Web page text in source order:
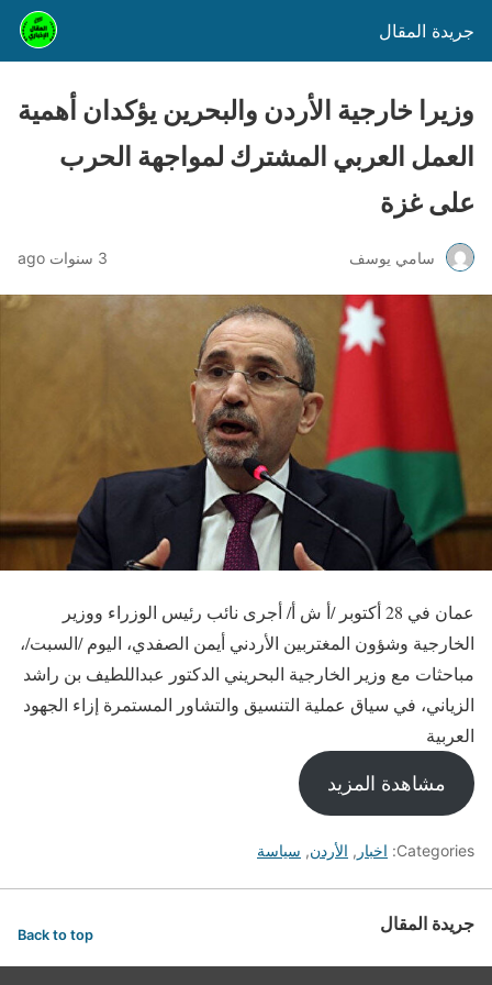
جريدة المقال
وزيرا خارجية الأردن والبحرين يؤكدان أهمية
العمل العربي المشترك لمواجهة الحرب
على غزة
سامي يوسف 3 سنوات ago
عمان في 28 أكتوبر /أ ش أ/ أجرى نائب رئيس الوزراء ووزير
الخارجية وشؤون المغتربين الأردني أيمن الصفدي، اليوم /السبت/،
مباحثات مع وزير الخارجية البحريني الدكتور عبداللطيف بن راشد
الزياني، في سياق عملية التنسيق والتشاور المستمرة إزاء الجهود
العربية
مشاهدة المزيد
Categories: اخبار , الأردن, سياسة
جريدة المقال Back to top